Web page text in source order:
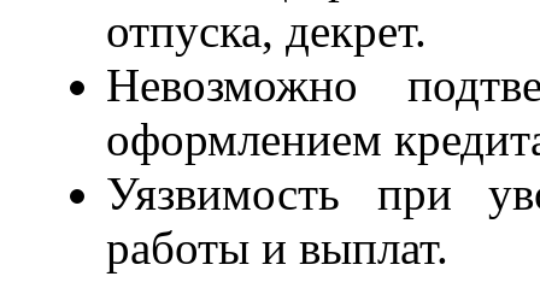
отпуска, декрет.
Невозможно
оформлением
Уязвимость при
работы и выплат.